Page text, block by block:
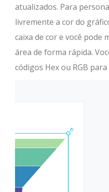
atualizados. Para
livremente a cor do
caixa de cor e você pode
área de forma rápida.
códigos Hex ou RGB